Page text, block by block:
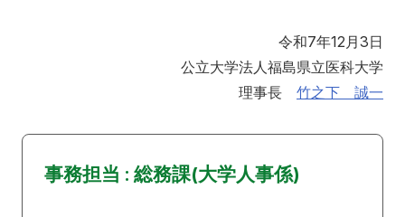
令和7年12月3日
公立大学法人福島県立医科大学
理事長 竹之下 誠一
事務担当 : 総務課(大学人事係)